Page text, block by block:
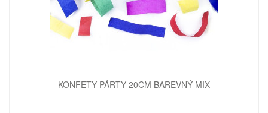
KONFETY PÁRTY 20CM BAREVNÝ MIX